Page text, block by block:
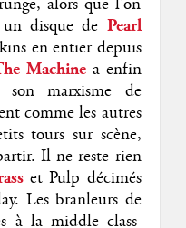
alors que l'on
disque de Pearl
en entier depuis
Machine a enfin
marxisme de
comme les autres
tours sur scène,
Il ne reste rien
et Pulp décimés
Les branleurs de
à la middle class